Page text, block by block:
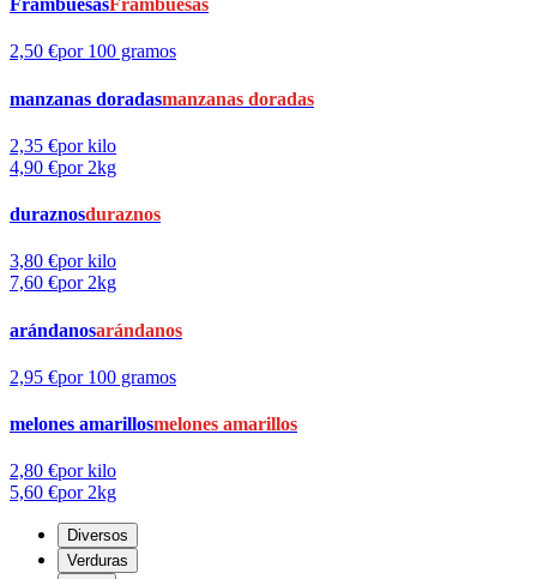
FrambuesasFrambuesas
2,50 €por 100 gramos
manzanas doradasmanzanas doradas
2,35 €por kilo
4,90 €por 2kg
duraznosduraznos
3,80 €por kilo
7,60 €por 2kg
arándanosarándanos
2,95 €por 100 gramos
melones amarillosmelones amarillos
2,80 €por kilo
5,60 €por 2kg
Diversos
Verduras